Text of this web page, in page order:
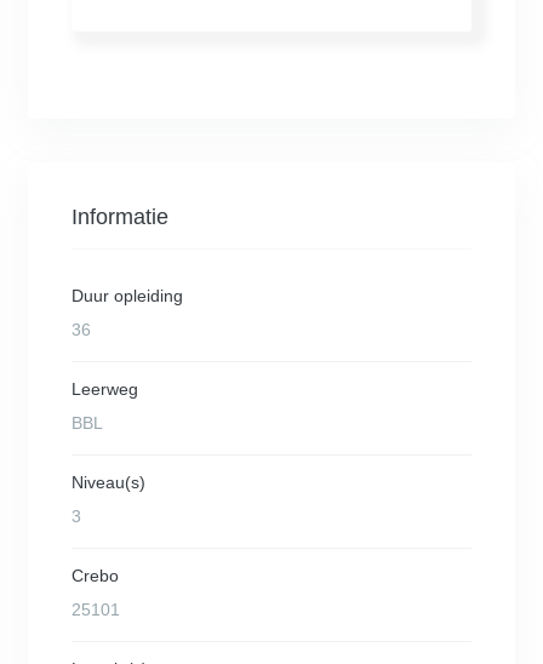
Informatie
Duur opleiding
36
Leerweg
BBL
Niveau(s)
3
Crebo
25101